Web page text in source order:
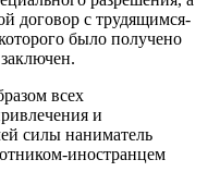
договор с трудящимся-
было получено
всех
и
силы наниматель
иностранцем